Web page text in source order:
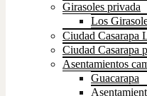
Girasoles privada
Los
Ciudad Casarapa
Ciudad Casarapa
Asentamientos
Guacarapa